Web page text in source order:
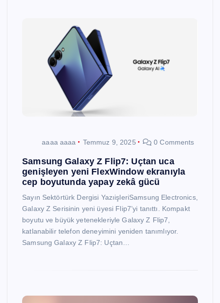
aaaa aaaa Temmuz 9, 2025 0 Comments
Samsung Galaxy Z Flip7: Uçtan uca
genişleyen yeni FlexWindow ekranıyla
cep boyutunda yapay zekâ gücü
Sayın Sektörtürk Dergisi YazıişleriSamsung Electronics,
Galaxy Z Serisinin yeni üyesi Flip7’yi tanıttı. Kompakt
boyutu ve büyük yetenekleriyle Galaxy Z Flip7,
katlanabilir telefon deneyimini yeniden tanımlıyor.
Samsung Galaxy Z Flip7: Uçtan…